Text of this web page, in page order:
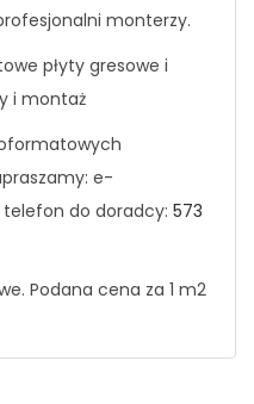
monterzy.
płyty gresowe i
i montaż
e-
telefon do doradcy: 573
Podana cena za 1 m2